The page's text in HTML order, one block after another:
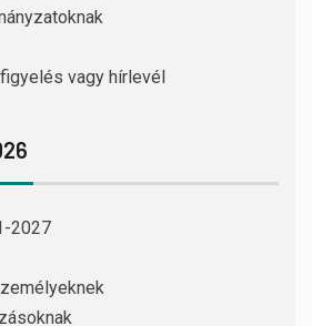
vagy hírlevél
2027